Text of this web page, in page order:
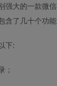
强大的一款微
了几十个功能
下:
；